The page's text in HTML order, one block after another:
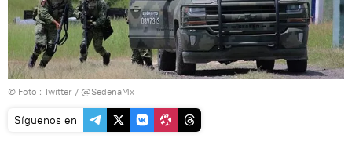
© Foto : Twitter / @SedenaMx
Síguenos en